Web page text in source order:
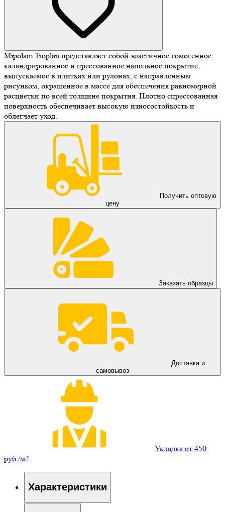
Mipolam Troplan представляет собой эластичное гомогенное
каландрированное и прессованное напольное покрытие,
выпускаемое в плитках или рулонах, с направленным
рисунком, окрашенное в массе для обеспечения равномерной
расцветки по всей толщине покрытия. Плотно спрессованная
поверхность обеспечивает высокую износостойкость и
облегчает уход.
Получить оптовую
цену
Заказать образцы
Доставка и
самовывоз
Укладка от 450
руб./м2
Характеристики